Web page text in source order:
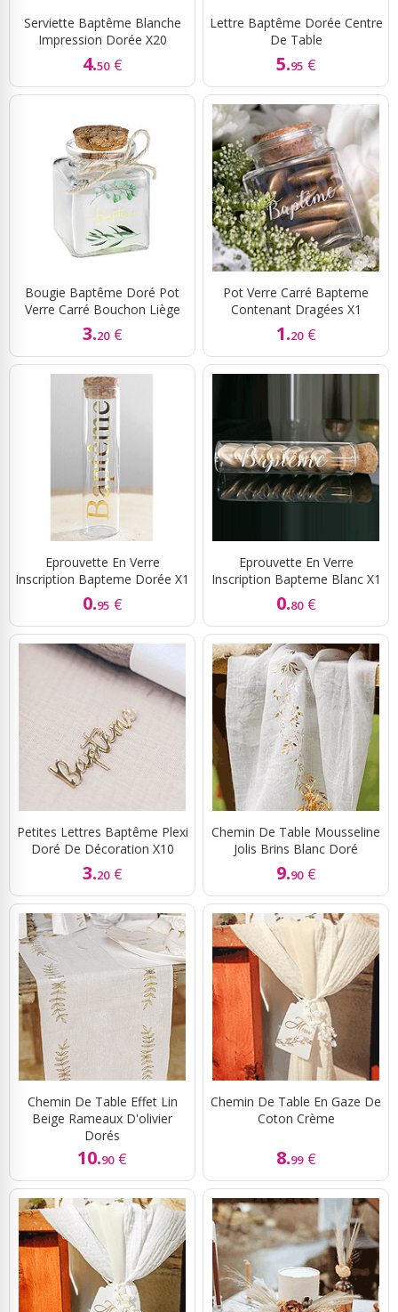
Serviette Baptême Blanche
Impression Dorée X20
4.50 €
Lettre Baptême Dorée Centre
De Table
5.95 €
Bougie Baptême Doré Pot
Verre Carré Bouchon Liège
3.20 €
Pot Verre Carré Bapteme
Contenant Dragées X1
1.20 €
Eprouvette En Verre
Inscription Bapteme Dorée X1
0.95 €
Eprouvette En Verre
Inscription Bapteme Blanc X1
0.80 €
Petites Lettres Baptême Plexi
Doré De Décoration X10
3.20 €
Chemin De Table Mousseline
Jolis Brins Blanc Doré
9.90 €
Chemin De Table Effet Lin
Beige Rameaux D'olivier
Dorés
10.90 €
Chemin De Table En Gaze De
Coton Crème
8.99 €